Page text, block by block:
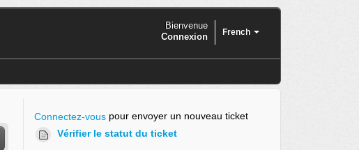
French
Bienvenue
Connexion
Connectez-vouspour envoyer un nouveau ticket
Vérifier le statut du ticket